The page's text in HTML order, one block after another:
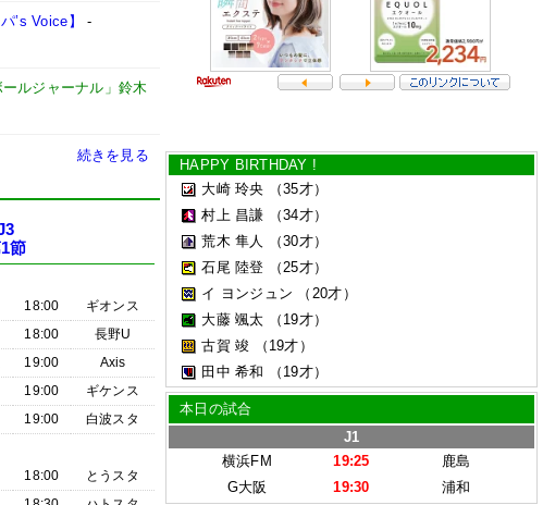
’s Voice】
-
ールジャーナル」鈴木
続きを見る
節
18:00
ギオンス
18:00
長野U
19:00
Axis
19:00
ギケンス
19:00
白波スタ
18:00
とうスタ
HAPPY BIRTHDAY !
大崎 玲央
（35才）
村上 昌謙
（34才）
荒木 隼人
（30才）
石尾 陸登
（25才）
イ ヨンジュン
（20才）
大藤 颯太
（19才）
古賀 竣
（19才）
田中 希和
（19才）
本日の試合
J1
横浜FM
19:25
鹿島
G大阪
19:30 浦和